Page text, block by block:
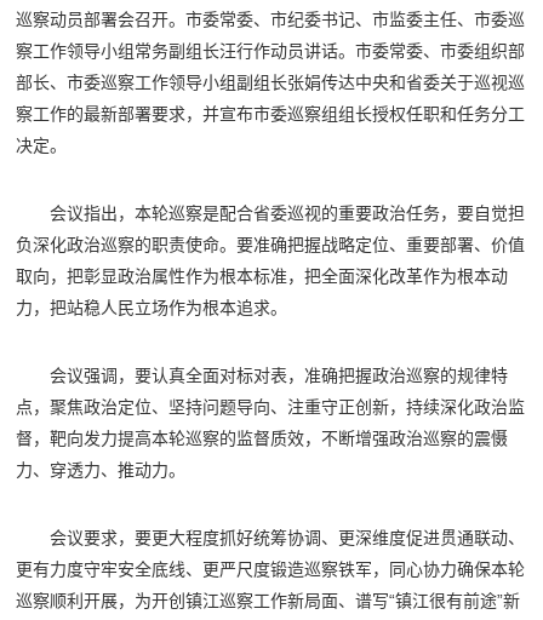
巡察动员部署会召开。市委常委、市纪委书记、市监委主任、市委巡
察工作领导小组常务副组长汪行作动员讲话。市委常委、市委组织部
部长、市委巡察工作领导小组副组长张娟传达中央和省委关于巡视巡
察工作的最新部署要求，并宣布市委巡察组组长授权任职和任务分工
决定。
会议指出，本轮巡察是配合省委巡视的重要政治任务，要自觉担
负深化政治巡察的职责使命。要准确把握战略定位、重要部署、价值
取向，把彰显政治属性作为根本标准，把全面深化改革作为根本动
力，把站稳人民立场作为根本追求。
会议强调，要认真全面对标对表，准确把握政治巡察的规律特
点，聚焦政治定位、坚持问题导向、注重守正创新，持续深化政治监
督，靶向发力提高本轮巡察的监督质效，不断增强政治巡察的震慑
力、穿透力、推动力。
会议要求，要更大程度抓好统筹协调、更深维度促进贯通联动、
更有力度守牢安全底线、更严尺度锻造巡察铁军，同心协力确保本轮
巡察顺利开展，为开创镇江巡察工作新局面、谱写“镇江很有前途”新